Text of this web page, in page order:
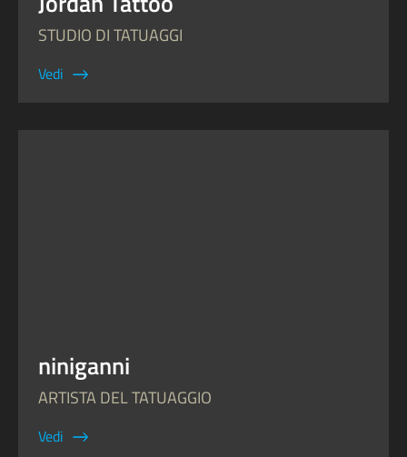
STUDIO DI TATUAGGI
Vedi
niniganni
ARTISTA DEL TATUAGGIO
Vedi